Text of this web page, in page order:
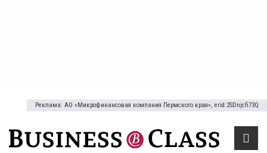
Реклама: АО «Микрофинансовая компания Пермского края», erid:2SDnjcfi73Q